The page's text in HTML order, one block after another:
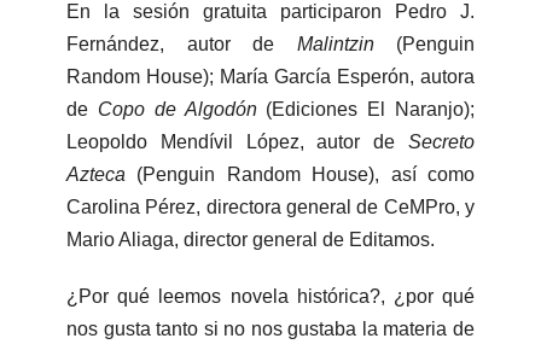
En la sesión gratuita participaron Pedro J.
Fernández, autor de Malintzin (Penguin
Random House); María García Esperón, autora
de Copo de Algodón(Ediciones El Naranjo);
Leopoldo Mendívil López, autor de Secreto
Azteca (Penguin Random House), así como
Carolina Pérez, directora general de CeMPro, y
Mario Aliaga, director general de Editamos.
¿Por qué leemos novela histórica?, ¿por qué
nos gusta tanto si no nos gustaba la materia de